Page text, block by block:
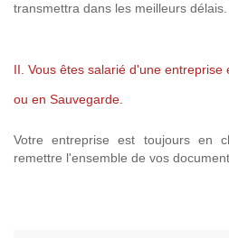
transmettra dans les meilleurs délais.
II. Vous êtes salarié d'une
ou en Sauvegarde.
Votre entreprise est toujours en
remettre l'ensemble de vos